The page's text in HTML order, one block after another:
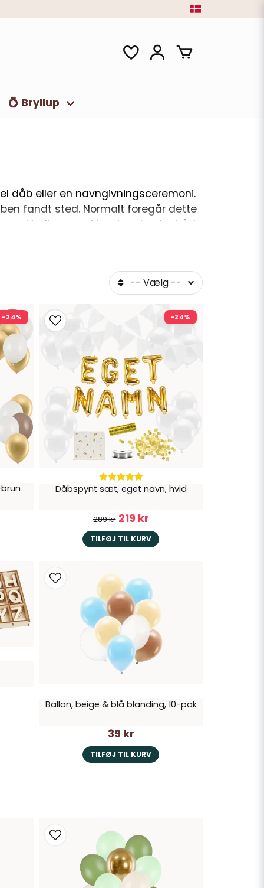
💍 Bryllup
dåb eller en navngivningsceremoni.
fandt sted. Normalt foregår dette
balloner, guirlander, vimpler både
inkluderer balloner, guirlander og
-- Vælg --
-24%
Dåbspynt sæt, eget navn, hvid
289 kr 219 kr
TILFØJ TIL KURV
-24%
Ballon, beige & blå blanding, 10-pak
39 kr
TILFØJ TIL KURV